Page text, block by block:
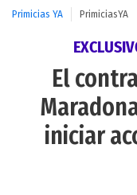
Primicias YA PrimiciasYA
El
iniciar